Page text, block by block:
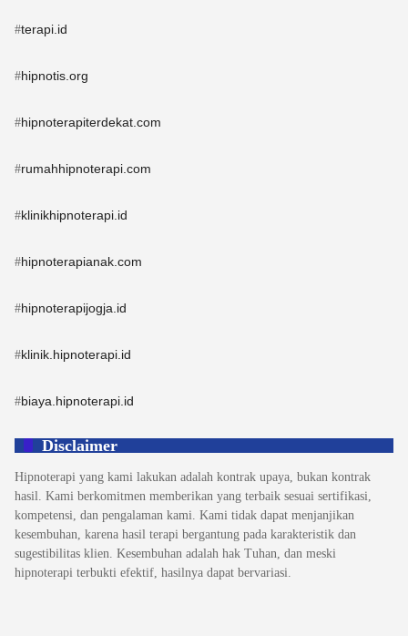
#terapi.id
#hipnotis.org
#hipnoterapiterdekat.com
#rumahhipnoterapi.com
#klinikhipnoterapi.id
#hipnoterapianak.com
#hipnoterapijogja.id
#klinik.hipnoterapi.id
#biaya.hipnoterapi.id
Disclaimer
Hipnoterapi yang kami lakukan adalah kontrak upaya, bukan kontrak
hasil. Kami berkomitmen memberikan yang terbaik sesuai sertifikasi,
kompetensi, dan pengalaman kami. Kami tidak dapat menjanjikan
kesembuhan, karena hasil terapi bergantung pada karakteristik dan
sugestibilitas klien. Kesembuhan adalah hak Tuhan, dan meski
hipnoterapi terbukti efektif, hasilnya dapat bervariasi.